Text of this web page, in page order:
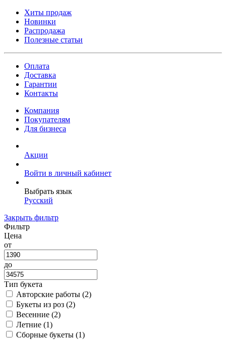
Хиты продаж
Новинки
Распродажа
Полезные статьи
Оплата
Доставка
Гарантии
Контакты
Компания
Покупателям
Для бизнеса
Акции
Войти в личный кабинет
Выбрать язык
Русский
Закрыть фильтр
Фильтр
Цена
от
до
Тип букета
Авторские работы (2)
Букеты из роз (2)
Весенние (2)
Летние (1)
Сборные букеты (1)